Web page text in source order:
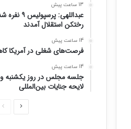
13 ساعت پیش
رختکن استقلال آمدند
14 ساعت پیش
فرصت‌های شغلی در آمریکا
14 ساعت پیش
جلسه مجلس در روز یکشنبه و
لایحه جنایات بین‌المللی
ص